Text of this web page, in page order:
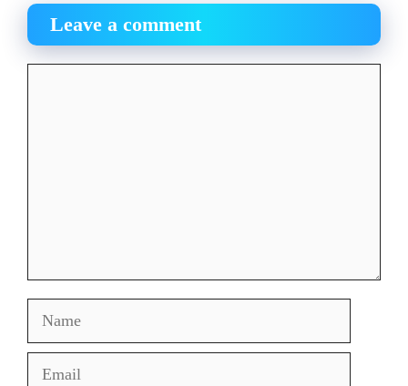
Leave a comment
Name
Email